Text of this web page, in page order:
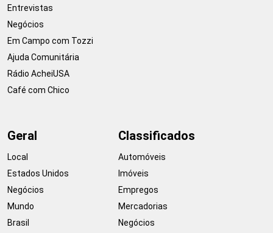
Entrevistas
Negócios
Em Campo com Tozzi
Ajuda Comunitária
Rádio AcheiUSA
Café com Chico
Geral
Local
Estados Unidos
Negócios
Mundo
Brasil
Classificados
Automóveis
Imóveis
Empregos
Mercadorias
Negócios